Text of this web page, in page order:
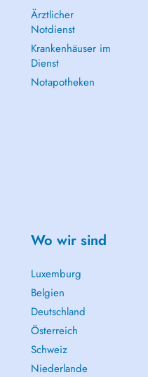
Ärztlicher
Notdienst
Krankenhäuser im
Dienst
Notapotheken
Wo wir sind
Luxemburg
Belgien
Deutschland
Österreich
Schweiz
Niederlande